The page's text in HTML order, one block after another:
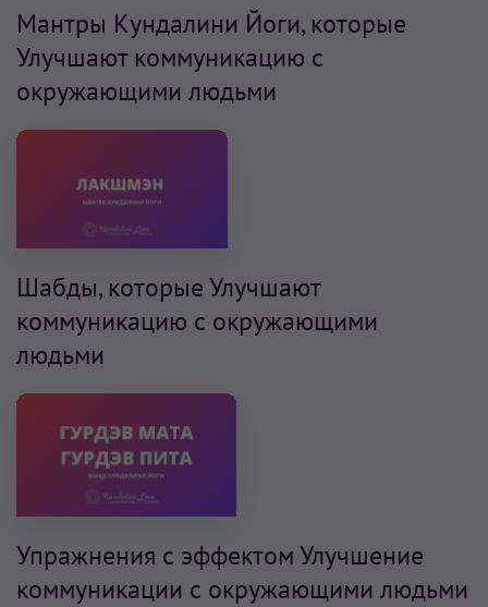
Мантры Кундалини Йоги, которые
Улучшают коммуникацию с
окружающими людьми
Шабды, которые Улучшают
коммуникацию с окружающими
людьми
Упражнения с эффектом Улучшение
коммуникации с окружающими людьми